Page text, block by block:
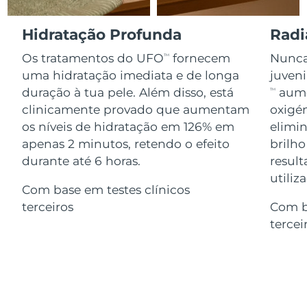
Hidratação Profunda
Os tratamentos do UFOTM
fornecem
uma hidratação imediata e de longa
duração à tua pele. Além disso, está
clinicamente provado que aumentam
os níveis de hidratação em 126% em
apenas 2 minutos, retendo o efeito
durante até 6 horas.
Com base em testes clínicos
terceiros
TM
brilho
Com
Advanced pore care essentials
Serum
issa™ Teeth Whitening Gel
18% PAP
Cosméticos Homens
Comprar todos
SOBRE
Israel Entrega prevista 8/15/26
Itália Entrega prevista 8/11/26
Japão Entrega prevista 8/14/26
Jersey Entrega prevista 8/16/26
Cazaquistão 8/13/26
Kuwait Entrega prevista
8/11/26